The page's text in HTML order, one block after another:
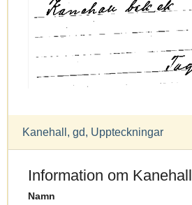
Kanehall, gd, Uppteckningar
Information om Kanehall
Namn